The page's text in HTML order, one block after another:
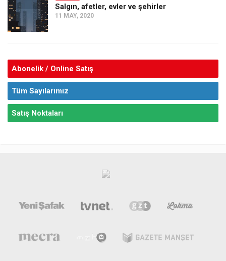
Salgın, afetler, evler ve şehirler
11 MAY, 2020
Abonelik / Online Satış
Tüm Sayılarımız
Satış Noktaları